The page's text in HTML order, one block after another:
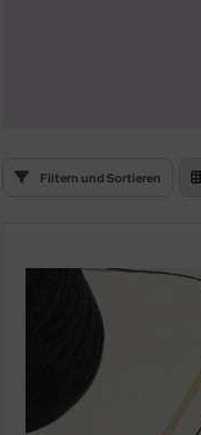
Filtern und Sortieren